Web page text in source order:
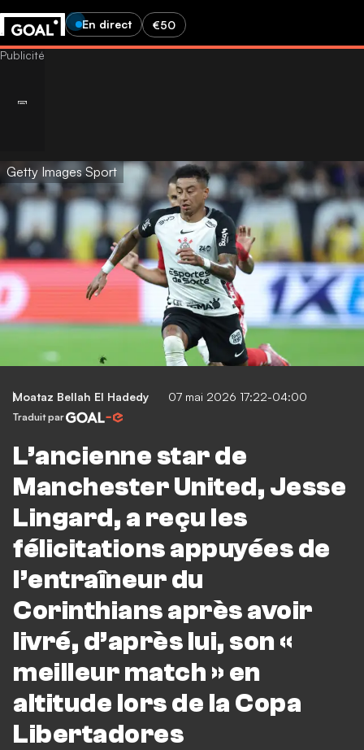
En direct €50
Getty Images Sport
Moataz Bellah El Hadedy 07 mai 2026 17:22-04:00
Traduit par
L’ancienne star de
Manchester United, Jesse
Lingard, a reçu les
félicitations appuyées de
l’entraîneur du
Corinthians après avoir
livré, d’après lui, son «
meilleur match » en
altitude lors de la Copa
Libertadores